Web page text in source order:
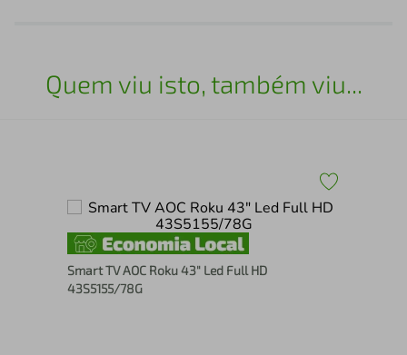
Quem viu isto, também viu...
Smart TV AOC Roku 43" Led Full HD
43S5155/78G